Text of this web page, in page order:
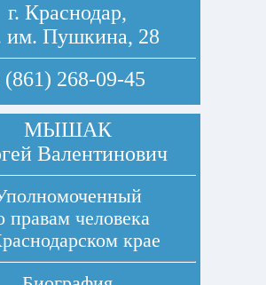
г. Краснодар,
им. Пушкина, 28
(861) 268-09-45
МЫШАК
Валентинович
правам человека
крае